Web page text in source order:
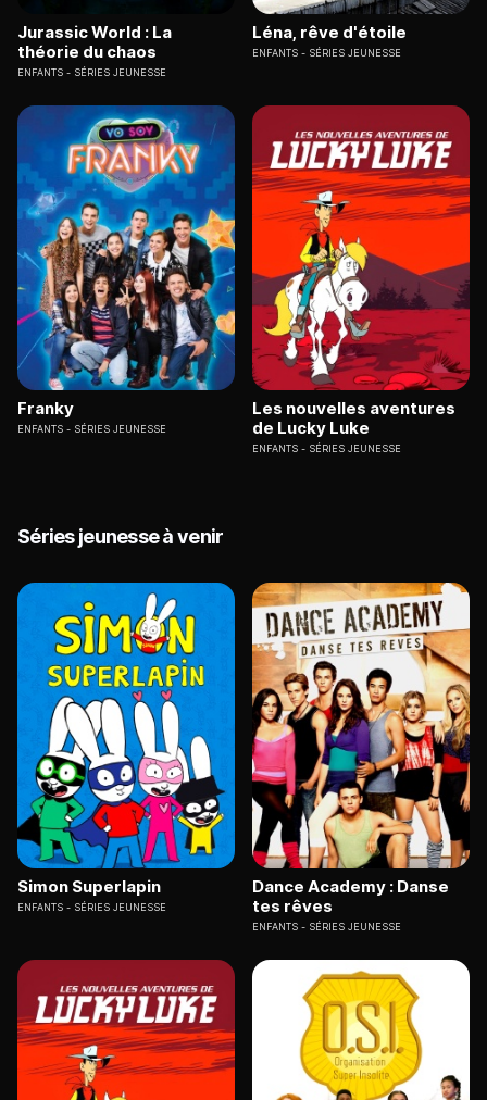
Jurassic World : La
théorie du chaos
ENFANTS SÉRIES JEUNESSE
Léna, rêve d'étoile
ENFANTS SÉRIES JEUNESSE
Franky
ENFANTS SÉRIES JEUNESSE
Les nouvelles aventures
de Lucky Luke
ENFANTS SÉRIES JEUNESSE
Séries jeunesse à venir
Simon Superlapin
ENFANTS SÉRIES JEUNESSE
Dance Academy : Danse
tes rêves
ENFANTS SÉRIES JEUNESSE